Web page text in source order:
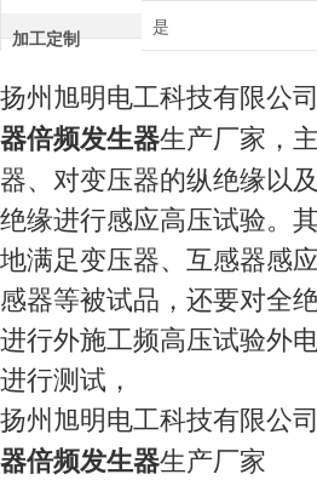
加工定制 是
扬州旭明电工科技有限公
器倍频发生器生产厂家，
器、对变压器的纵绝缘以
绝缘进行感应高压试验。
地满足变压器、互感器感
感器等被试品，还要对全
进行外施工频高压试验外
进行测试，
扬州旭明电工科技有限公
器倍频发生器生产厂家